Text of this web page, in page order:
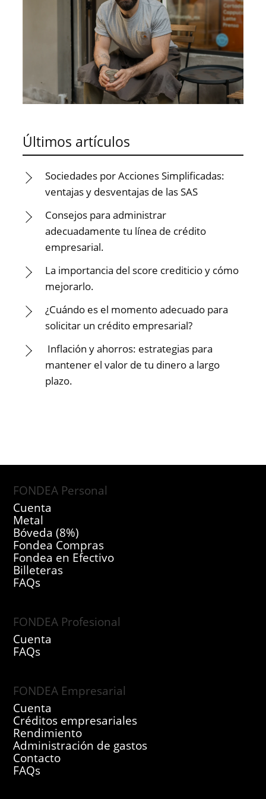
Últimos artículos
Sociedades por Acciones Simplificadas:
ventajas y desventajas de las SAS
Consejos para administrar
adecuadamente tu línea de crédito
empresarial.
La importancia del score crediticio y cómo
mejorarlo.
¿Cuándo es el momento adecuado para
solicitar un crédito empresarial?
Inflación y ahorros: estrategias para
mantener el valor de tu dinero a largo
plazo.
FONDEA Personal
Cuenta
Metal
Bóveda (8%)
Fondea Compras
Fondea en Efectivo
Billeteras
FAQs
FONDEA Profesional
Cuenta
FAQs
FONDEA Empresarial
Cuenta
Créditos empresariales
Rendimiento
Administración de gastos
Contacto
FAQs